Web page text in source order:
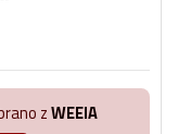
zWEEIA